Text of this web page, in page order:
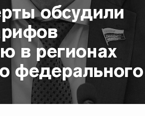
обсудили
в регионах